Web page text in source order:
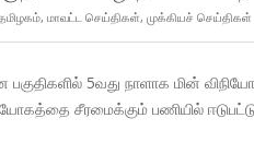
, மாவட்ட செய்திகள், முக்கியச் செய்திகள்
பகுதிகளில் 5வது நாளாக மின்
சீரமைக்கும் பணியில்